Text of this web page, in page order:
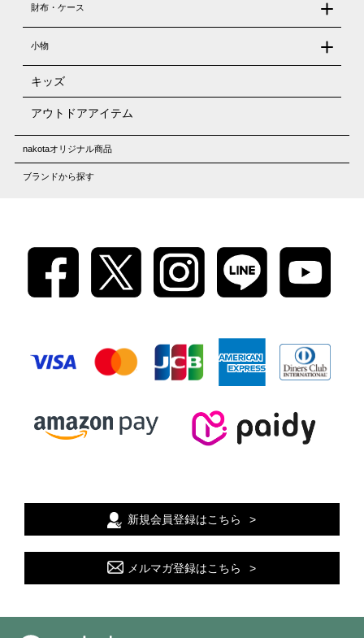
財布・ケース
小物
キッズ
アウトドアアイテム
nakotaオリジナル商品
ブランドから探す
新規会員登録はこちら
メルマガ登録はこちら